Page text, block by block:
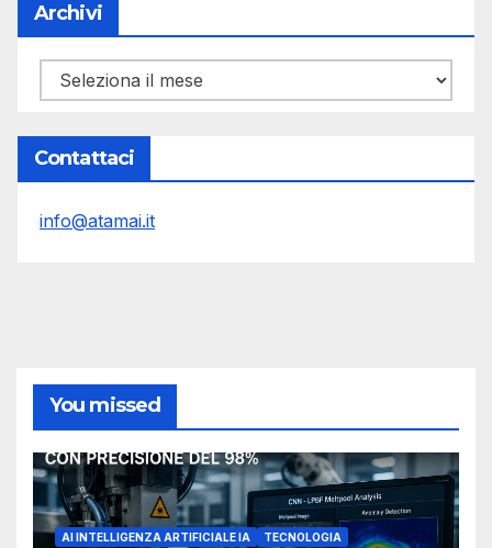
Archivi
Archivi
Contattaci
info@atamai.it
You missed
AI INTELLIGENZA ARTIFICIALE IA TECNOLOGIA